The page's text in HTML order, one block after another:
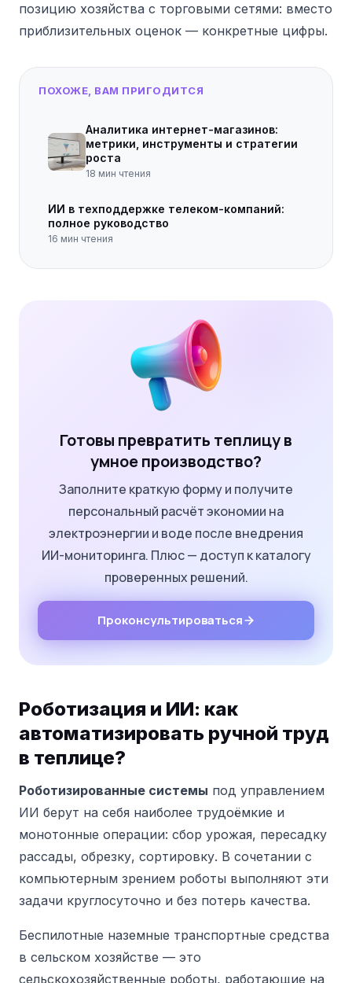
позицию хозяйства с торговыми сетями: вместо
приблизительных оценок — конкретные цифры.
ПОХОЖЕ, ВАМ ПРИГОДИТСЯ
Аналитика интернет-магазинов:
метрики, инструменты и стратегии
роста
18 мин чтения
ИИ в техподдержке телеком-компаний:
полное руководство
16 мин чтения
Готовы превратить теплицу в
умное производство?
Заполните краткую форму и получите
персональный расчёт экономии на
электроэнергии и воде после внедрения
ИИ-мониторинга. Плюс — доступ к каталогу
проверенных решений.
Проконсультироваться
Роботизация и ИИ: как
автоматизировать ручной труд
в теплице?
Роботизированные системы под управлением
ИИ берут на себя наиболее трудоёмкие и
монотонные операции: сбор урожая, пересадку
рассады, обрезку, сортировку. В сочетании с
компьютерным зрением роботы выполняют эти
задачи круглосуточно и без потерь качества.
Беспилотные наземные транспортные средства
в сельском хозяйстве — это
сельскохозяйственные роботы, работающие на